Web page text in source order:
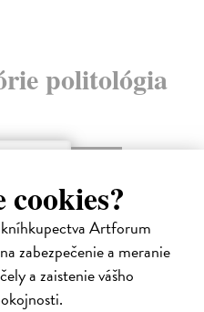
Artforum
zabezpečenie a meranie
a zaistenie vášho
politológia